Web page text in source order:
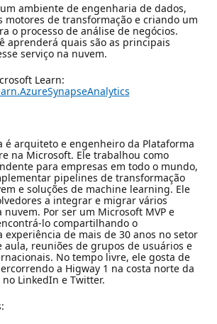
ambiente de engenharia de dados,
motores de transformação e criando um
o processo de análise de negócios.
aprenderá quais são as principais
serviço na nuvem.
Learn:
é arquiteto e engenheiro da Plataforma
na Microsoft. Ele trabalhou como
para empresas em todo o mundo,
pipelines de transformação
e soluções de machine learning. Ele
a integrar e migrar vários
Por ser um Microsoft MVP e
lo compartilhando o
experiência de mais de 30 anos no setor
aula, reuniões de grupos de usuários e
No tempo livre, ele gosta de
a Higway 1 na costa norte da
LinkedIn e Twitter.